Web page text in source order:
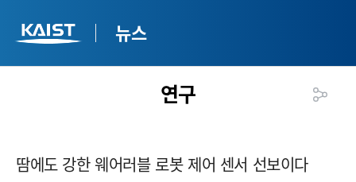
뉴스
연구
땀에도 강한 웨어러블 로봇 제어 센서 선보이다​